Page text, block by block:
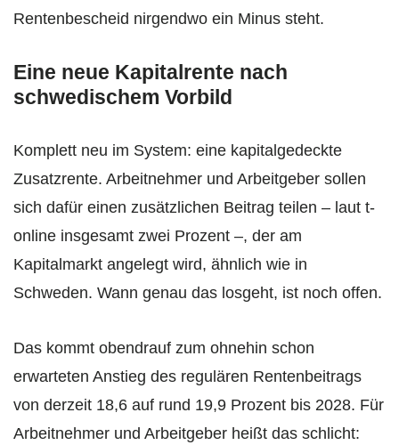
Rentenbescheid nirgendwo ein Minus steht.
Eine neue Kapitalrente nach
schwedischem Vorbild
Komplett neu im System: eine kapitalgedeckte
Zusatzrente. Arbeitnehmer und Arbeitgeber sollen
sich dafür einen zusätzlichen Beitrag teilen – laut t-
online insgesamt zwei Prozent –, der am
Kapitalmarkt angelegt wird, ähnlich wie in
Schweden. Wann genau das losgeht, ist noch offen.
Das kommt obendrauf zum ohnehin schon
erwarteten Anstieg des regulären Rentenbeitrags
von derzeit 18,6 auf rund 19,9 Prozent bis 2028. Für
Arbeitnehmer und Arbeitgeber heißt das schlicht: